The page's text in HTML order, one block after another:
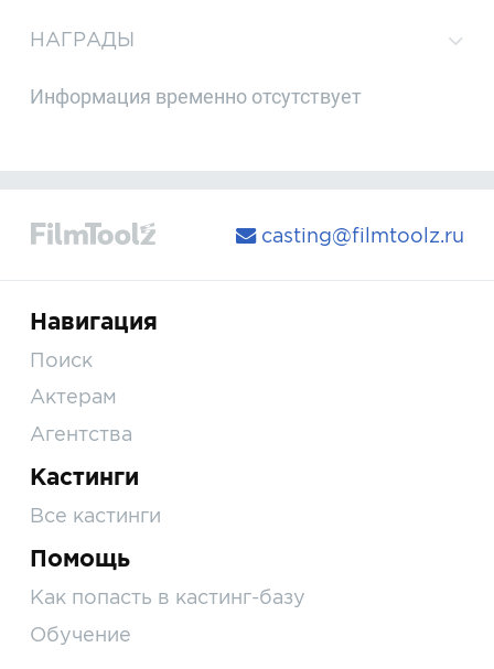
НАГРАДЫ
Информация временно отсутствует
casting@filmtoolz.ru
Навигация
Поиск
Актерам
Агентства
Кастинги
Все кастинги
Помощь
Как попасть в кастинг-базу
Обучение